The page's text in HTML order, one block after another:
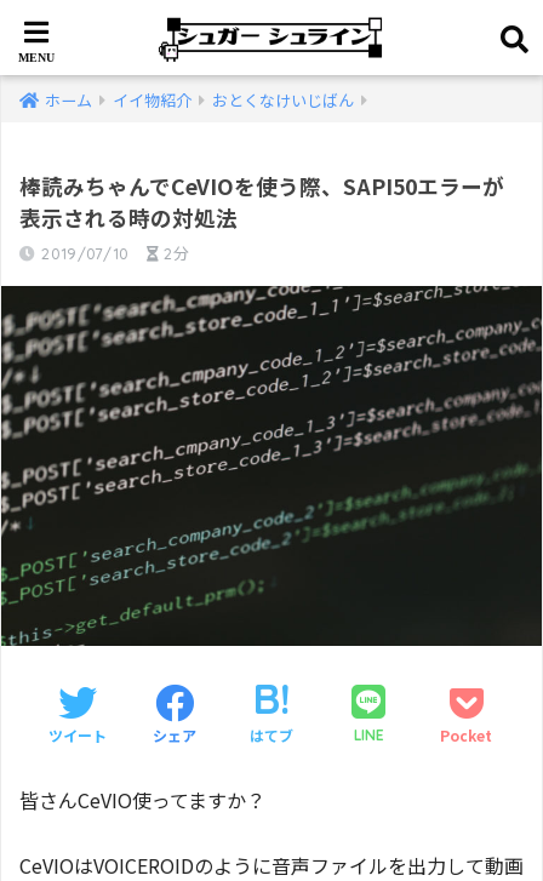
ホーム イイ物紹介 おとくなけいじばん
棒読みちゃんでCeVIOを使う際、SAPI50エラーが
表示される時の対処法
2019/07/10 2分
ツイート シェア はてブ LINE Pocket
皆さんCeVIO使ってますか？
CeVIOはVOICEROIDのように音声ファイルを出力して動画